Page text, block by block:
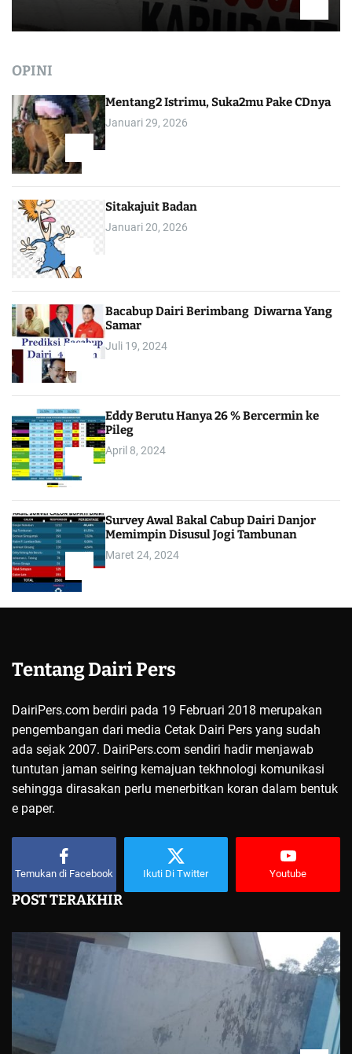
OPINI
Mentang2 Istrimu, Suka2mu Pake CDnya
Januari 29, 2026
Sitakajuit Badan
Januari 20, 2026
Bacabup Dairi Berimbang Diwarna Yang
Samar
Juli 19, 2024
Eddy Berutu Hanya 26 % Bercermin ke
Pileg
April 8, 2024
Survey Awal Bakal Cabup Dairi Danjor
Memimpin Disusul Jogi Tambunan
Maret 24, 2024
Tentang Dairi Pers
DairiPers.com berdiri pada 19 Februari 2018 merupakan
pengembangan dari media Cetak Dairi Pers yang sudah
ada sejak 2007. DairiPers.com sendiri hadir menjawab
tuntutan jaman seiring kemajuan tekhnologi komunikasi
sehingga dirasakan perlu menerbitkan koran dalam bentuk
e paper.
Temukan di Facebook Ikuti Di Twitter Youtube
POST TERAKHIR